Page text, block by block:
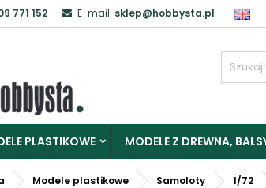
771 152 E-mail: sklep@hobbysta.pl
PLASTIKOWE MODELE Z DREWNA,
Modele plastikowe Samoloty 1/72